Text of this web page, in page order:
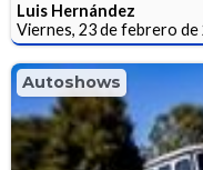
Luis Hernández
Viernes, 23 de febrero de
Autoshows